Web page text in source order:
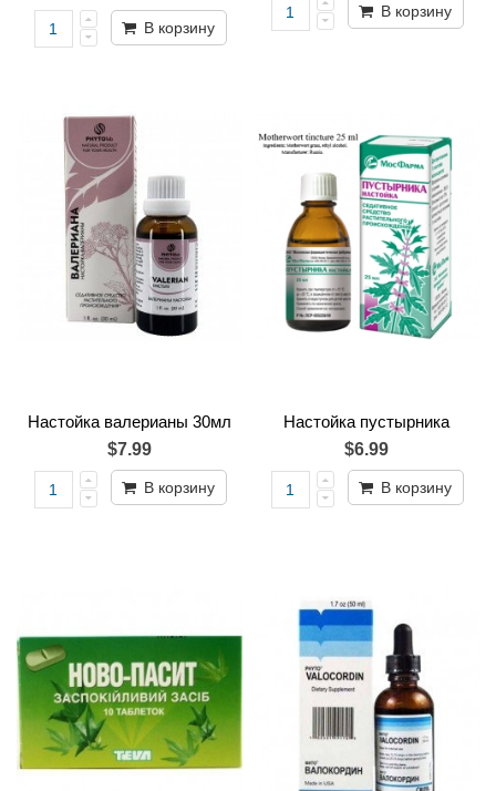
В корзину
В корзину
Настойка валерианы 30мл
$7.99
В корзину
Настойка пустырника
$6.99
В корзину